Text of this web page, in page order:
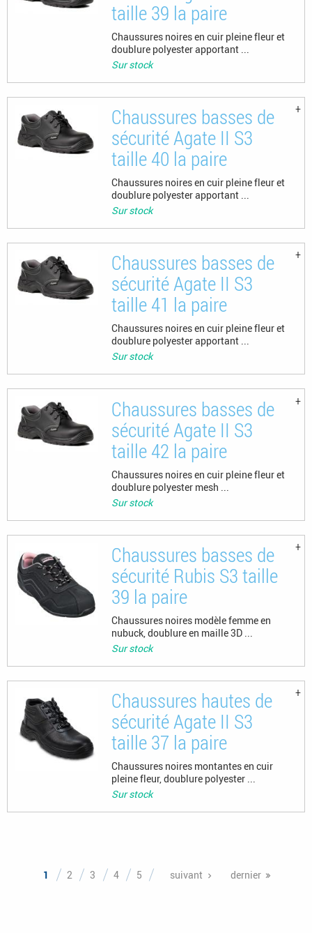
taille 39 la paire
Chaussures noires en cuir pleine fleur et
doublure polyester apportant ...
Sur stock
Chaussures basses de
sécurité Agate II S3
taille 40 la paire
Chaussures noires en cuir pleine fleur et
doublure polyester apportant ...
Sur stock
Chaussures basses de
sécurité Agate II S3
taille 41 la paire
Chaussures noires en cuir pleine fleur et
doublure polyester apportant ...
Sur stock
Chaussures basses de
sécurité Agate II S3
taille 42 la paire
Chaussures noires en cuir pleine fleur et
doublure polyester mesh ...
Sur stock
Chaussures basses de
sécurité Rubis S3 taille
39 la paire
Chaussures noires modèle femme en
nubuck, doublure en maille 3D ...
Sur stock
Chaussures hautes de
sécurité Agate II S3
taille 37 la paire
Chaussures noires montantes en cuir
pleine fleur, doublure polyester ...
Sur stock
1 2 3 4 5 suivant dernier